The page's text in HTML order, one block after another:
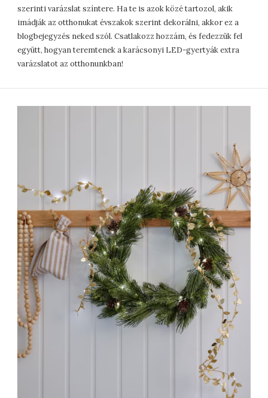
szerinti varázslat színtere. Ha te is azok közé tartozol, akik
imádják az otthonukat évszakok szerint dekorálni, akkor ez a
blogbejegyzés neked szól. Csatlakozz hozzám, és fedezzük fel
együtt, hogyan teremtenek a karácsonyi LED-gyertyák extra
varázslatot az otthonunkban!